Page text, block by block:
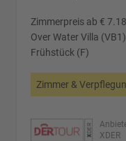
Zimmerpreis ab €
Over Water Villa (VB1)
Frühstück (F)
Zimmer &
XDER